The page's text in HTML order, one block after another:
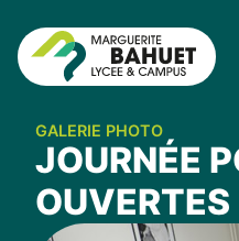
GALERIE PHOTO
JOURNÉE
OUVERTES